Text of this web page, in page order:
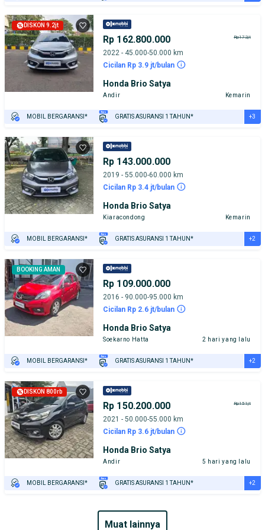
PENJUAL TERVERIFIKASI
DISKON 9.2jt
Rp 162.800.000 Rp172jt
2022 - 45.000-50.000 km
Cicilan Rp 3.9 jt/bulan
Honda Brio Satya
Andir Kemarin
MOBIL BERGARANSI* GRATIS ASURANSI 1 TAHUN*
PENJUAL TERVERIFIKASI
+3
Rp 143.000.000
2019 - 55.000-60.000 km
Cicilan Rp 3.4 jt/bulan
Honda Brio Satya
Kiaracondong Kemarin
MOBIL BERGARANSI* GRATIS ASURANSI 1 TAHUN* +2
BOOKING AMAN
Rp 109.000.000
2016 - 90.000-95.000 km
Cicilan Rp 2.6 jt/bulan
Honda Brio Satya
Soekarno Hatta 2 hari yang lalu
MOBIL BERGARANSI* GRATIS ASURANSI 1 TAHUN* +2
DISKON 800rb
Rp 150.200.000 Rp151jt
2021 - 50.000-55.000 km
Cicilan Rp 3.6 jt/bulan
Honda Brio Satya
Andir 5 hari yang lalu
MOBIL BERGARANSI* GRATIS ASURANSI 1 TAHUN* +2
muat lainnya